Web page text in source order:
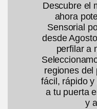
Descubre el
ahora
Sensorial
desde
perfilar a
regiones del
fácil, rápido
a tu puerta
y